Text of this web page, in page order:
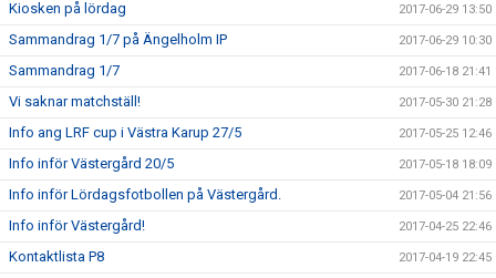
Kiosken på lördag 2017-06-29 13:50
Sammandrag 1/7 på Ängelholm IP 2017-06-29 10:30
Sammandrag 1/7 2017-06-18 21:41
Vi saknar matchställ! 2017-05-30 21:28
Info ang LRF cup i Västra Karup 27/5 2017-05-25 12:46
Info inför Västergård 20/5 2017-05-18 18:09
Info inför Lördagsfotbollen på Västergård. 2017-05-04 21:56
Info inför Västergård! 2017-04-25 22:46
Kontaktlista P8 2017-04-19 22:45